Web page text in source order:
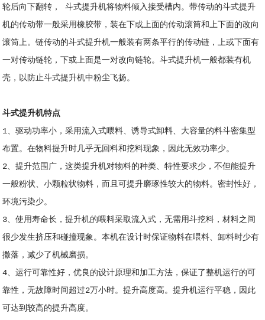
轮后向下翻转， 斗式提升机将物料倾入接受槽内。带传动的斗式提升
机的传动带一般采用橡胶带，装在下或上面的传动滚筒和上下面的改向
滚筒上。链传动的斗式提升机一般装有两条平行的传动链，上或下面有
一对传动链轮，下或上面是一对改向链轮。斗式提升机一般都装有机
壳，以防止斗式提升机中粉尘飞扬。
斗式提升机特点
1、驱动功率小，采用流入式喂料、诱导式卸料、大容量的料斗密集型
布置。在物料提升时几乎无回料和挖料现象，因此无效功率少。
2、提升范围广，这类提升机对物料的种类、特性要求少，不但能提升
一般粉状、小颗粒状物料，而且可提升磨琢性较大的物料。密封性好，
环境污染少。
3、使用寿命长，提升机的喂料采取流入式，无需用斗挖料，材料之间
很少发生挤压和碰撞现象。本机在设计时保证物料在喂料、卸料时少有
撒落，减少了机械磨损。
4、运行可靠性好，优良的设计原理和加工方法，保证了整机运行的可
靠性，无故障时间超过2万小时。提升高度高。提升机运行平稳，因此
可达到较高的提升高度。